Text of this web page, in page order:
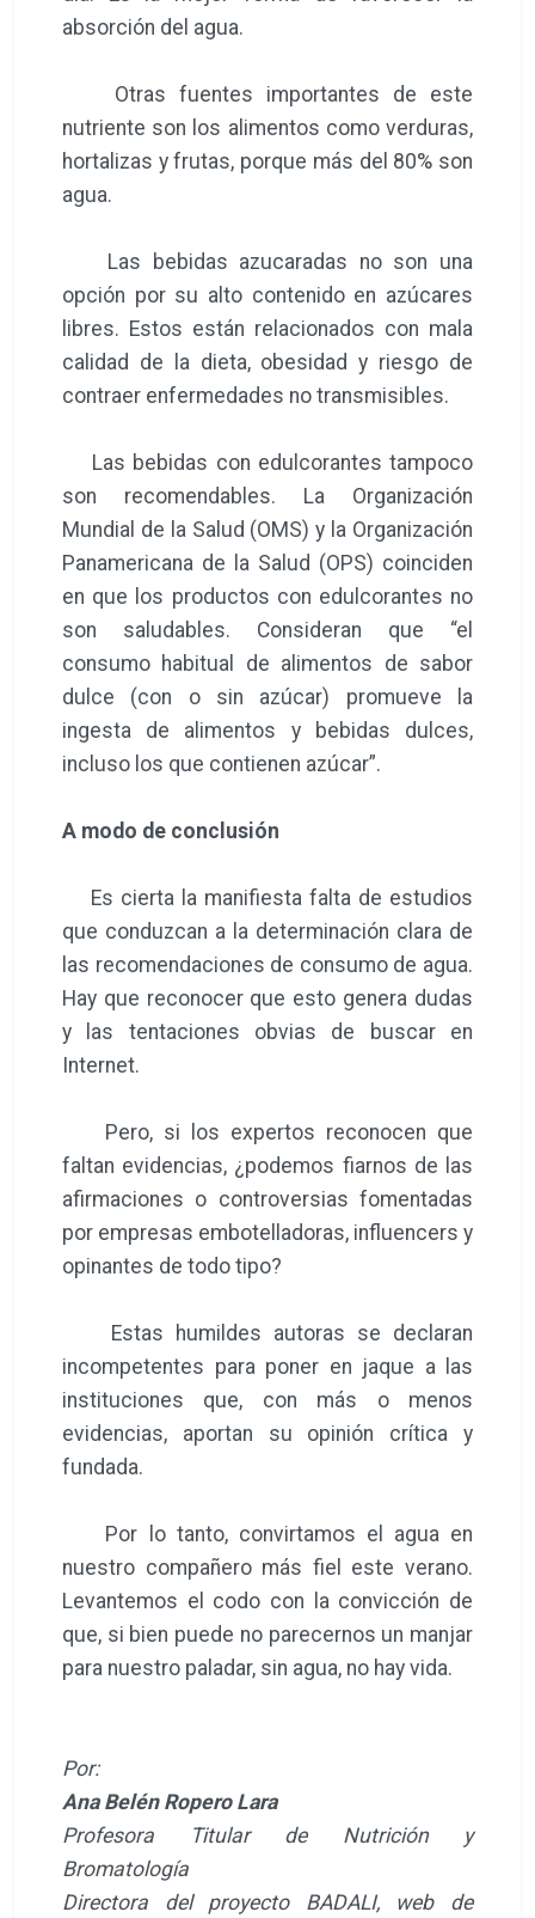
absorción del agua.
Otras fuentes importantes de este
nutriente son los alimentos como verduras,
hortalizas y frutas, porque más del 80% son
agua.
Las bebidas azucaradas no son una
opción por su alto contenido en azúcares
libres. Estos están relacionados con mala
calidad de la dieta, obesidad y riesgo de
contraer enfermedades no transmisibles.
Las bebidas con edulcorantes tampoco
son recomendables. La Organización
Mundial de la Salud (OMS) y la Organización
Panamericana de la Salud (OPS) coinciden
en que los productos con edulcorantes no
son saludables. Consideran que “el
consumo habitual de alimentos de sabor
dulce (con o sin azúcar) promueve la
ingesta de alimentos y bebidas dulces,
incluso los que contienen azúcar”.
A modo de conclusión
Es cierta la manifiesta falta de estudios
que conduzcan a la determinación clara de
las recomendaciones de consumo de agua.
Hay que reconocer que esto genera dudas
y las tentaciones obvias de buscar en
Internet.
Pero, si los expertos reconocen que
faltan evidencias, ¿podemos fiarnos de las
afirmaciones o controversias fomentadas
por empresas embotelladoras, influencers y
opinantes de todo tipo?
Estas humildes autoras se declaran
incompetentes para poner en jaque a las
instituciones que, con más o menos
evidencias, aportan su opinión crítica y
fundada.
Por lo tanto, convirtamos el agua en
nuestro compañero más fiel este verano.
Levantemos el codo con la convicción de
que, si bien puede no parecernos un manjar
para nuestro paladar, sin agua, no hay vida.
Por:
Ana Belén Ropero Lara
Profesora Titular de Nutrición y
Bromatología
Directora del proyecto BADALI, web de